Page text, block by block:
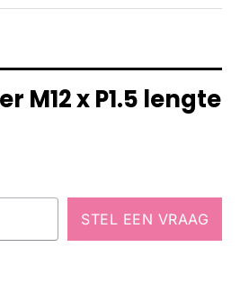
M12 x P1.5 lengte
STEL EEN VRAAG